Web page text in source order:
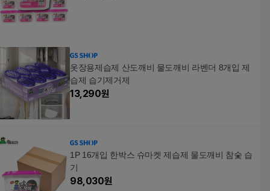
옷장용제습제 산도깨비 물도깨비 라벤더 8개입 제
습제 습기제거제
13,290원
1P 16개입 한박스 슈마켓 제습제 물도깨비 참숯 습
기
98,030원